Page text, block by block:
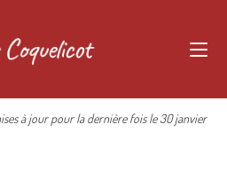
à jour pour la dernière fois le 30 janvier